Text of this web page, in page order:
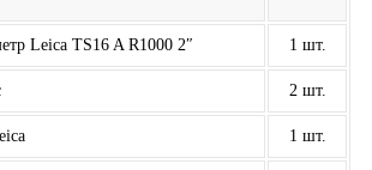
Leica TS16 A R1000 2″ 1 шт.
2 шт.
1 шт.